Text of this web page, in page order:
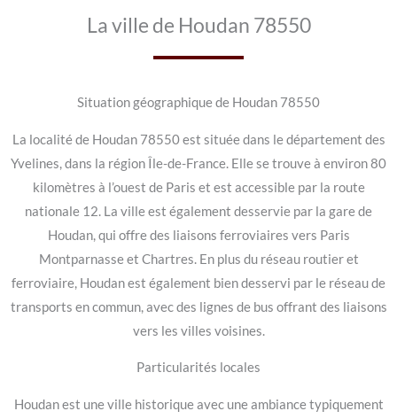
La ville de Houdan 78550
Situation géographique de Houdan 78550
La localité de Houdan 78550 est située dans le département des
Yvelines, dans la région Île-de-France. Elle se trouve à environ 80
kilomètres à l’ouest de Paris et est accessible par la route
nationale 12. La ville est également desservie par la gare de
Houdan, qui offre des liaisons ferroviaires vers Paris
Montparnasse et Chartres. En plus du réseau routier et
ferroviaire, Houdan est également bien desservi par le réseau de
transports en commun, avec des lignes de bus offrant des liaisons
vers les villes voisines.
Particularités locales
Houdan est une ville historique avec une ambiance typiquement